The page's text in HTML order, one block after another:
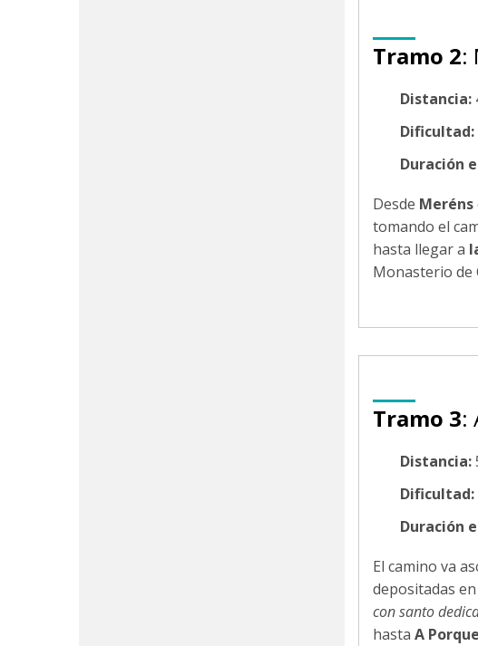
Tramo 2:
Distancia:
Dificultad:
Duración
Desde Meréns
tomando el
hasta llegar a
Monasterio de
Tramo 3:
Distancia:
Dificultad:
Duración
El camino va
depositadas
con santo
hasta A